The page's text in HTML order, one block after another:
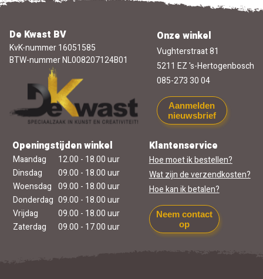
De Kwast BV
KvK-nummer 16051585
BTW-nummer NL008207124B01
Onze winkel
Vughterstraat 81
5211 EZ 's-Hertogenbosch
085-273 30 04
Aanmelden
nieuwsbrief
Openingstijden winkel
Maandag
12.00 - 18.00 uur
Dinsdag
09.00 - 18.00 uur
Woensdag 09.00 - 18.00 uur
Donderdag 09.00 - 18.00 uur
Vrijdag
09.00 - 18.00 uur
Zaterdag
09.00 - 17.00 uur
Klantenservice
Hoe moet ik bestellen?
Wat zijn de verzendkosten?
Hoe kan ik betalen?
Neem contact
op